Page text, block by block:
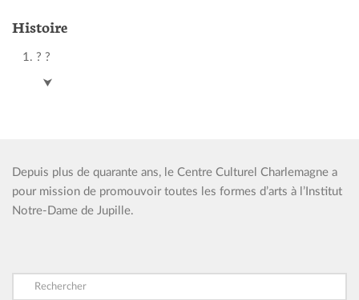
Histoire
? ?
⮟
Depuis plus de quarante ans, le Centre Culturel Charlemagne a
pour mission de promouvoir toutes les formes d’arts à l’Institut
Notre-Dame de Jupille.